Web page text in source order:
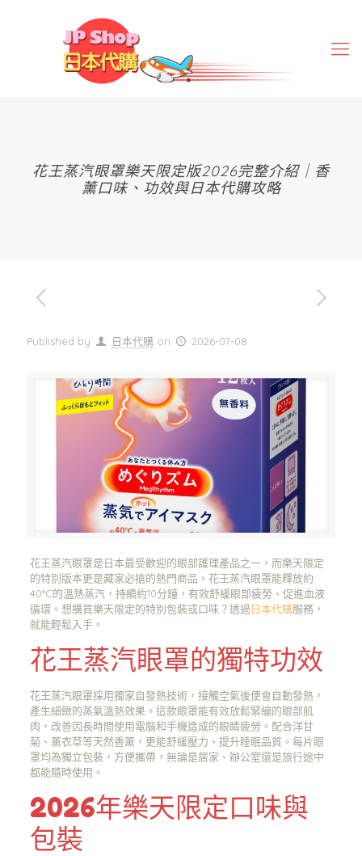
花王蒸汽眼罩樂天限定版2026完整介紹｜香
薰口味、功效與日本代購攻略
Published by 日本代購 on 2026-07-08
花王蒸汽眼罩是日本最受歡迎的眼部護理產品之一，而樂天限定
的特別版本更是藏家必搶的熱門商品。花王蒸汽眼罩能釋放約
40°C的溫熱蒸汽，持續約10分鐘，有效舒緩眼部疲勞、促進血液
循環。想購買樂天限定的特別包裝或口味？透過日本代購服務，
就能輕鬆入手。
花王蒸汽眼罩的獨特功效
花王蒸汽眼罩採用獨家自發熱技術，接觸空氣後便會自動發熱，
產生細緻的蒸氣溫熱效果。這款眼罩能有效放鬆緊繃的眼部肌
肉，改善因長時間使用電腦和手機造成的眼睛疲勞。配合洋甘
菊、薰衣草等天然香薰，更能舒緩壓力、提升睡眠品質。每片眼
罩均為獨立包裝，方便攜帶，無論是居家、辦公室還是旅行途中
都能隨時使用。
2026年樂天限定口味與
包裝